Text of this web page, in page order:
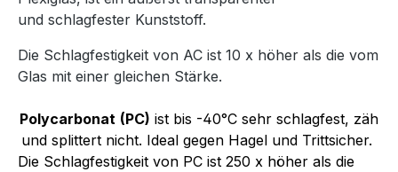
und schlagfester Kunststoff.
Die Schlagfestigkeit von AC ist 10 x höher als die vom
Glas mit einer gleichen Stärke.
Polycarbonat (PC) ist bis -40°C sehr schlagfest, zäh
und splittert nicht. Ideal gegen Hagel und Trittsicher.
Die Schlagfestigkeit von PC ist 250 x höher als die